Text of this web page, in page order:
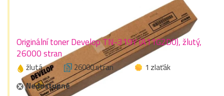
Originální toner Develop TN-319Y (A11G2D0), žlutý,
26000 stran
žlutá 26000 stran
1 zlaťák
Nedostupné